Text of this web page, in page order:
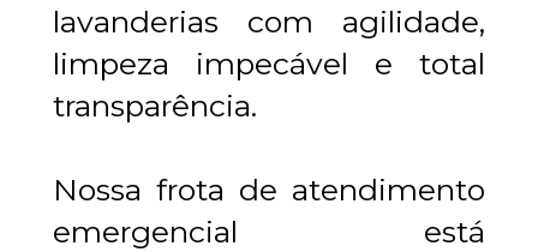
lavanderias com agilidade,
limpeza impecável e total
transparência.
Nossa frota de atendimento
emergencial está